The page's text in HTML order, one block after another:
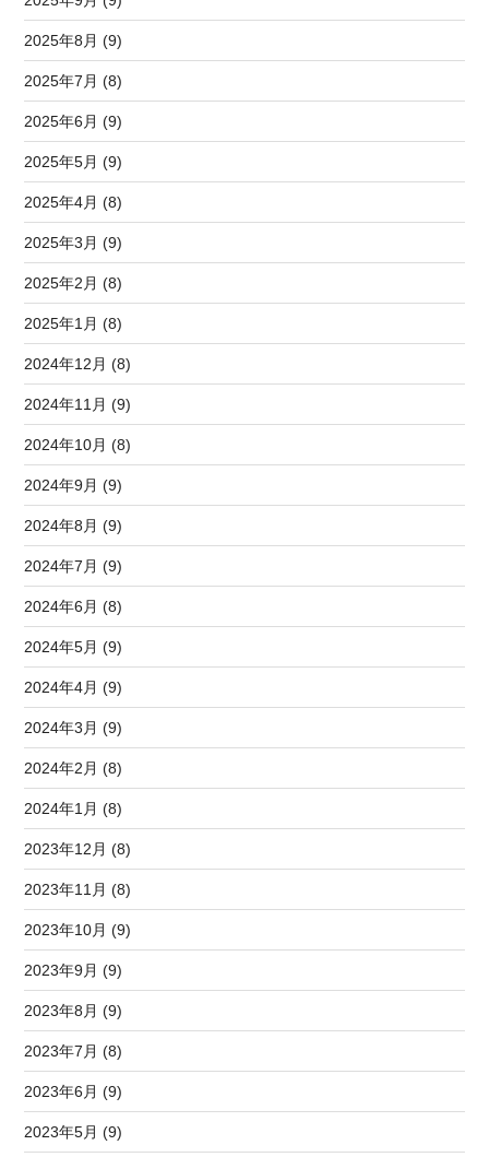
2025年8月 (9)
2025年7月 (8)
2025年6月 (9)
2025年5月 (9)
2025年4月 (8)
2025年3月 (9)
2025年2月 (8)
2025年1月 (8)
2024年12月 (8)
2024年11月 (9)
2024年10月 (8)
2024年9月 (9)
2024年8月 (9)
2024年7月 (9)
2024年6月 (8)
2024年5月 (9)
2024年4月 (9)
2024年3月 (9)
2024年2月 (8)
2024年1月 (8)
2023年12月 (8)
2023年11月 (8)
2023年10月 (9)
2023年9月 (9)
2023年8月 (9)
2023年7月 (8)
2023年6月 (9)
2023年5月 (9)